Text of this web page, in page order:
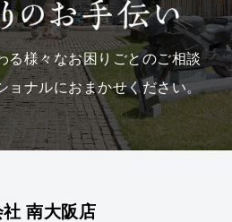
る様々なお困りごとのご相談
ョナルにおまかせください。
南大阪店